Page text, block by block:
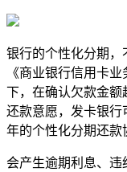
银行的个性化分期，
《商业银行信用卡
下，在确认欠款金额
还款意愿，发卡银行
年的个性化分期还款
会产生逾期利息、